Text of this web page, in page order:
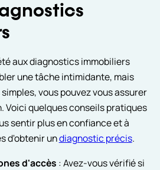
aux diagnostics immobiliers
une tâche intimidante, mais
vous pouvez vous assurer
Voici quelques conseils pratiques
sentir plus en confiance et à
d'obtenir undiagnostic précis.
d'accès : Avez-vous vérifié si